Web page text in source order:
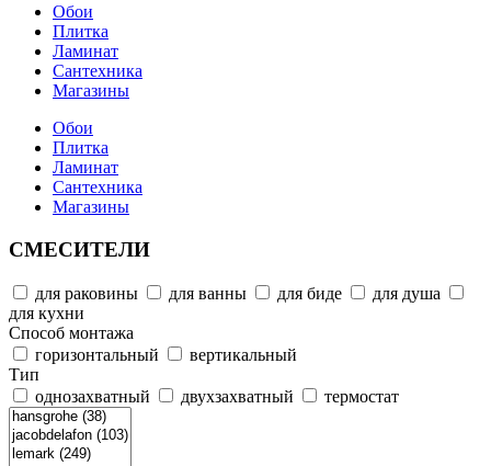
Обои
Плитка
Ламинат
Сантехника
Магазины
Обои
Плитка
Ламинат
Сантехника
Магазины
СМЕСИТЕЛИ
для раковины для ванны для биде
для душа
для кухни
Способ монтажа
горизонтальный
вертикальный
Тип
однозахватный
двухзахватный термостат